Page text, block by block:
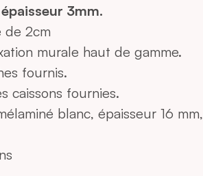
3mm.
de 2cm
murale haut de gamme.
fournis.
caissons fournies.
blanc, épaisseur 16